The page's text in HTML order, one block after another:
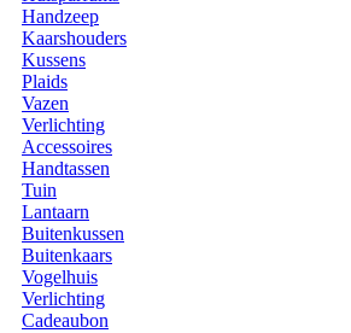
Handzeep
Kaarshouders
Kussens
Plaids
Vazen
Verlichting
Accessoires
Handtassen
Tuin
Lantaarn
Buitenkussen
Buitenkaars
Vogelhuis
Verlichting
Cadeaubon